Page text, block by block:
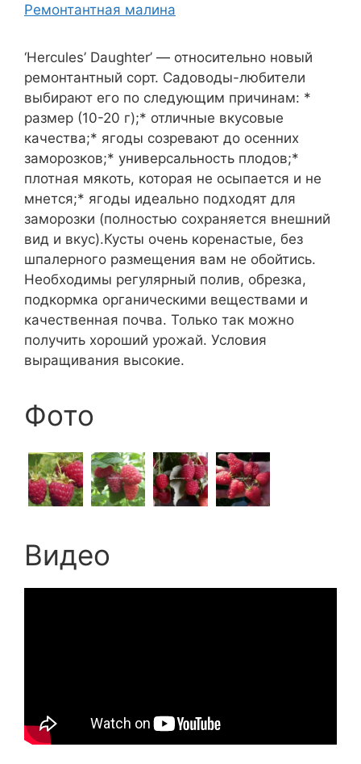
Ремонтантная малина
‘Hercules’ Daughter’ — относительно новый
ремонтантный сорт. Садоводы-любители
выбирают его по следующим причинам: *
размер (10-20 г);* отличные вкусовые
качества;* ягоды созревают до осенних
заморозков;* универсальность плодов;*
плотная мякоть, которая не осыпается и не
мнется;* ягоды идеально подходят для
заморозки (полностью сохраняется внешний
вид и вкус).Кусты очень коренастые, без
шпалерного размещения вам не обойтись.
Необходимы регулярный полив, обрезка,
подкормка органическими веществами и
качественная почва. Только так можно
получить хороший урожай. Условия
выращивания высокие.
Фото
Видео